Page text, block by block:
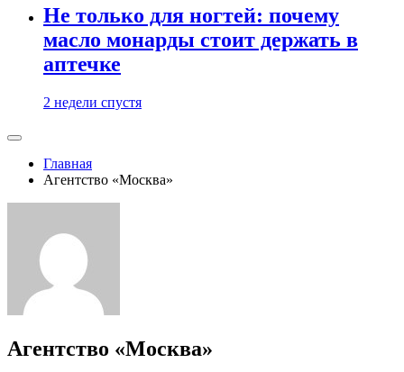
Не только для ногтей: почему
масло монарды стоит держать в
аптечке
2 недели спустя
Главная
Агентство «Москва»
Агентство «Москва»